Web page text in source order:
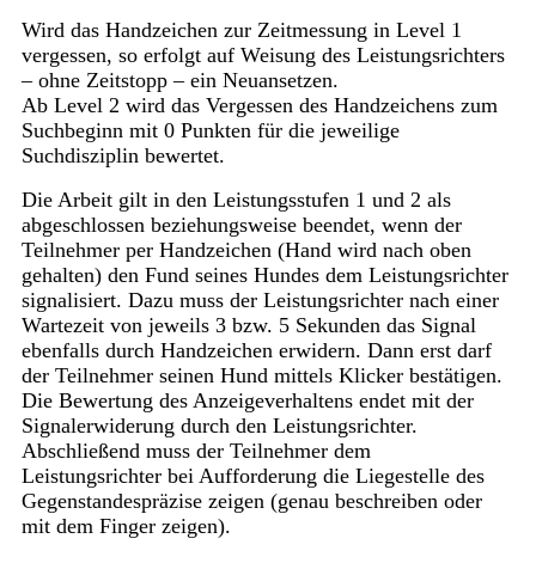
Wird das Handzeichen zur Zeitmessung in Level 1
vergessen, so erfolgt auf Weisung des Leistungsrichters
– ohne Zeitstopp – ein Neuansetzen.
Ab Level 2 wird das Vergessen des Handzeichens zum
Suchbeginn mit 0 Punkten für die jeweilige
Suchdisziplin bewertet.
Die Arbeit gilt in den Leistungsstufen 1 und 2 als
abgeschlossen beziehungsweise beendet, wenn der
Teilnehmer per Handzeichen (Hand wird nach oben
gehalten) den Fund seines Hundes dem Leistungsrichter
signalisiert. Dazu muss der Leistungsrichter nach einer
Wartezeit von jeweils 3 bzw. 5 Sekunden das Signal
ebenfalls durch Handzeichen erwidern. Dann erst darf
der Teilnehmer seinen Hund mittels Klicker bestätigen.
Die Bewertung des Anzeigeverhaltens endet mit der
Signalerwiderung durch den Leistungsrichter.
Abschließend muss der Teilnehmer dem
Leistungsrichter bei Aufforderung die Liegestelle des
Gegenstandespräzise zeigen (genau beschreiben oder
mit dem Finger zeigen).